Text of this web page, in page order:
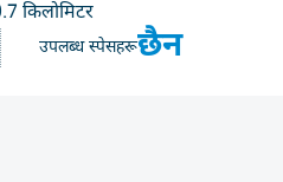
किलोमिटर
उपलब्ध स्पेसहरूछैन